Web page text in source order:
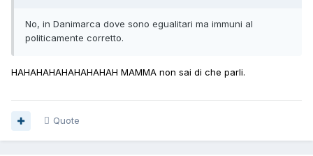
No, in Danimarca dove sono egualitari ma immuni al
politicamente corretto.
HAHAHAHAHAHAHAHAH MAMMA non sai di che parli.
Quote